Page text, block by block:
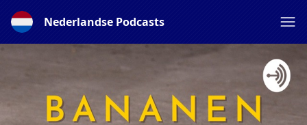
Nederlandse Podcasts